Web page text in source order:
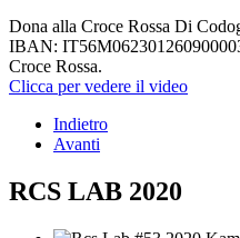
Dona alla Croce Rossa Di
IBAN:
Croce Rossa.
Clicca per vedere il video
Indietro
Avanti
RCS LAB 2020